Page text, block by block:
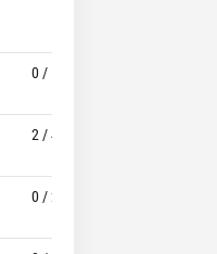
0 / 1
2 / 4
0 / 2